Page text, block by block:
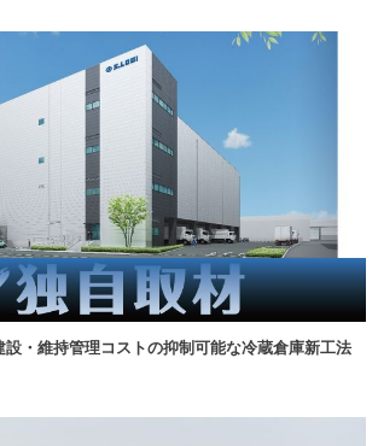
設・維持管理コストの抑制可能な冷蔵倉庫新工法